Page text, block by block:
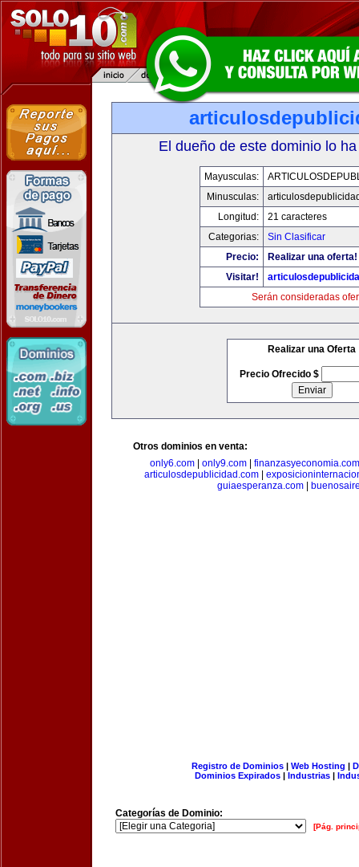
El dueño de este dominio lo
Mayusculas:
Minusculas:
Longitud:
21 caracteres
Categorias:
Sin Clasificar
Precio:
Realizar una oferta!
Visitar!
Serán consideradas
Realizar una Oferta
Precio Ofrecido $
Otros dominios en venta:
only6.com| only9.com| finanzasyeconomia.com
articulosdepublicidad.com|
guiaesperanza.com
Registro de Dominios| Web Hosting |
Dominios Expirados | Industrias |
Categorías de Dominio:
[Pág.